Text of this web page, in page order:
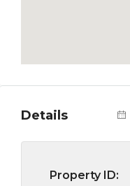
Details
Property ID: